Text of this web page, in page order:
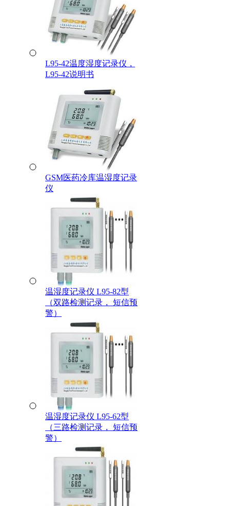
L95-42温度湿度记录仪，
L95-42说明书
GSM医药冷库温湿度记录
仪
温湿度记录仪 L95-82型
（双路检测记录， 短信预
警）
温湿度记录仪 L95-62型
（三路检测记录， 短信预
警）